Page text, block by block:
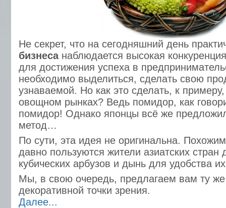
Не секрет, что на сегодняшний день
бизнесанаблюдается высокая
для достижения успеха в
необходимо выделиться, сделать свою
узнаваемой. Но как это сделать, к
овощном рынках? Ведь помидор, как
помидор! Однако японцы всё же
метод…
По сути, эта идея не оригинальна.
давно пользуются жители азиатских
кубических арбузов и дынь для удобства
Мы, в свою очередь, предлагаем вам ту
декоративной точки зрения.
Далее...